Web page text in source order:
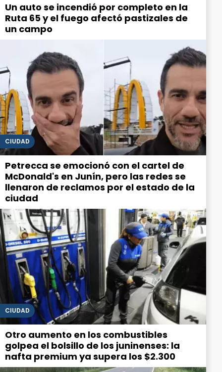
Un auto se incendió por completo en la
Ruta 65 y el fuego afectó pastizales de
un campo
CIUDAD
Petrecca se emocionó con el cartel de
McDonald's en Junín, pero las redes se
llenaron de reclamos por el estado de la
ciudad
CIUDAD
Otro aumento en los combustibles
golpea el bolsillo de los juninenses: la
nafta premium ya supera los $2.300